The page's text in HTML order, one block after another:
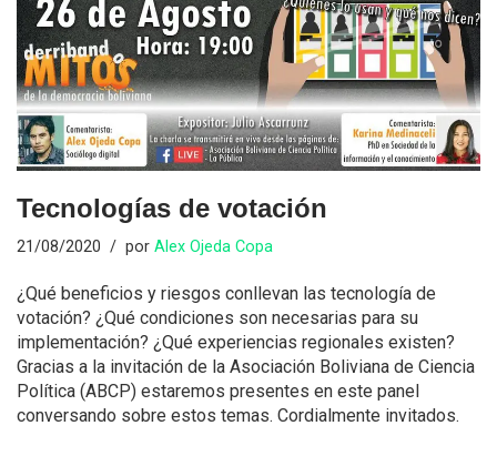
Tecnologías de votación
21/08/2020 por Alex Ojeda Copa
¿Qué beneficios y riesgos conllevan las tecnología de
votación? ¿Qué condiciones son necesarias para su
implementación? ¿Qué experiencias regionales existen?
Gracias a la invitación de la Asociación Boliviana de Ciencia
Política (ABCP) estaremos presentes en este panel
conversando sobre estos temas. Cordialmente invitados.